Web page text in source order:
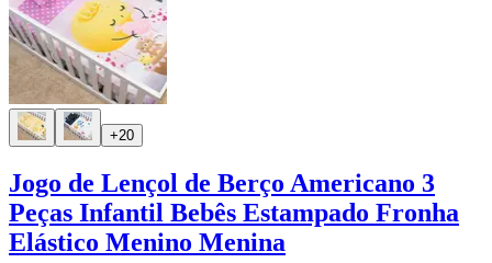
+20
Jogo de Lençol de Berço Americano 3
Peças Infantil Bebês Estampado Fronha
Elástico Menino Menina